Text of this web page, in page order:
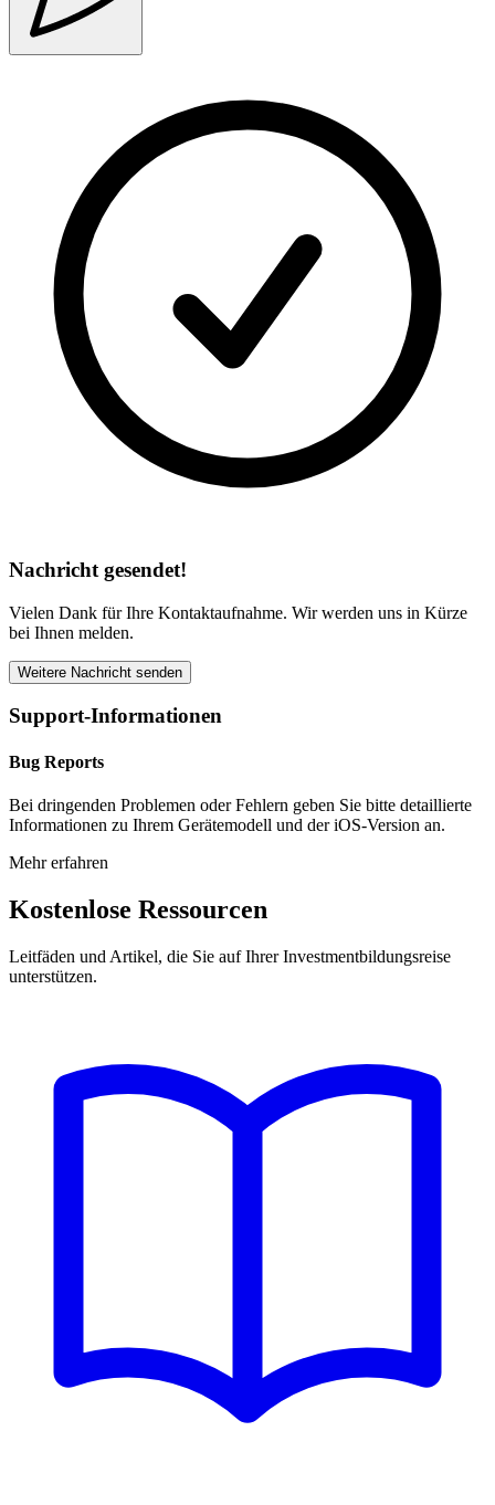
Nachricht gesendet!
Vielen Dank für Ihre Kontaktaufnahme. Wir werden uns in Kürze
bei Ihnen melden.
Weitere Nachricht senden
Support-Informationen
Bug Reports
Bei dringenden Problemen oder Fehlern geben Sie bitte detaillierte
Informationen zu Ihrem Gerätemodell und der iOS-Version an.
Mehr erfahren
Kostenlose Ressourcen
Leitfäden und Artikel, die Sie auf Ihrer Investmentbildungsreise
unterstützen.